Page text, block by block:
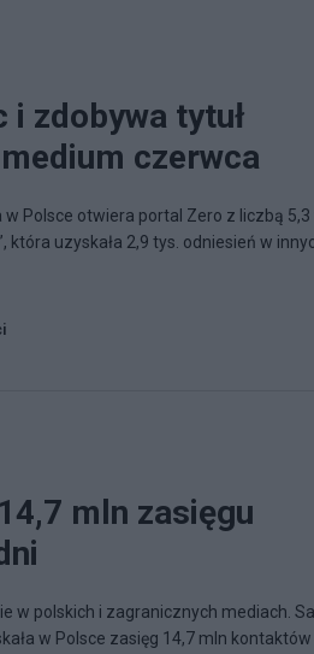
zdobywa tytuł
czerwca
Polsce otwiera portal Zero z liczbą 5,3
uzyskała 2,9 tys. odniesień w
mln zasięgu
w polskich i zagranicznych mediach.
w Polsce zasięg 14,7 mln kontaktów